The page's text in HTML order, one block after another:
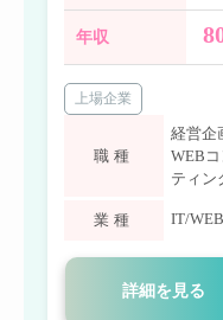
年収
上場企業
職種
経営企
WEB
ティン
業種 IT/
詳細を見る